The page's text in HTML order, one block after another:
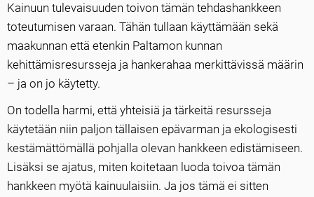
Kainuun tulevaisuuden toivon tämän tehdashankkeen
toteutumisen varaan. Tähän tullaan käyttämään sekä
maakunnan että etenkin Paltamon kunnan
kehittämisresursseja ja hankerahaa merkittävissä määrin
– ja on jo käytetty.
On todella harmi, että yhteisiä ja tärkeitä resursseja
käytetään niin paljon tällaisen epävarman ja ekologisesti
kestämättömällä pohjalla olevan hankkeen edistämiseen.
Lisäksi se ajatus, miten koitetaan luoda toivoa tämän
hankkeen myötä kainuulaisiin. Ja jos tämä ei sitten